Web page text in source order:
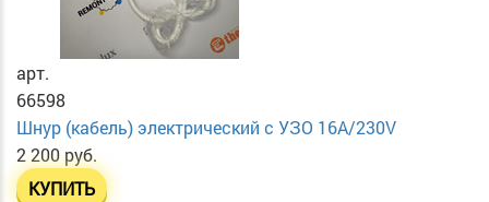
арт.
66598
Шнур (кабель) электрический с УЗО 16А/230V
2 200 руб.
КУПИТЬ